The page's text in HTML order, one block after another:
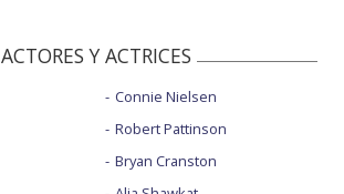
ACTORES Y ACTRICES
Connie Nielsen
Robert Pattinson
Bryan Cranston